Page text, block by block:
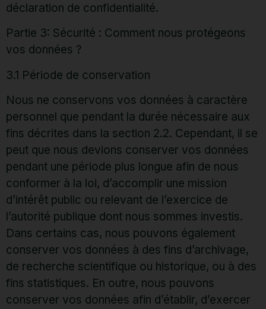
déclaration de confidentialité.
Partie 3: Sécurité : Comment nous protégeons
vos données ?
3.1 Période de conservation
Nous ne conservons vos données à caractère
personnel que pendant la durée nécessaire aux
fins décrites dans la section 2.2. Cependant, il se
peut que nous devions conserver vos données
pendant une période plus longue afin de nous
conformer à la loi, d’accomplir une mission
d’intérêt public ou relevant de l’exercice de
l’autorité publique dont nous sommes investis.
Dans certains cas, nous pouvons également
conserver vos données à des fins d’archivage,
de recherche scientifique ou historique, ou à des
fins statistiques. En outre, nous pouvons
conserver vos données afin d’établir, d’exercer